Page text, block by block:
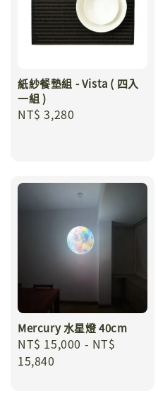
紙紗餐墊組 - Vista ( 四入
一組 )
Regular
NT$ 3,280
Mercury 水星燈 40cm
Regular
price
NT$ 15,000 - NT$
15,840